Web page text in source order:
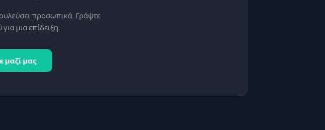
προσωπικά. Γράψτε
μια επίδειξη.
μαζί μας